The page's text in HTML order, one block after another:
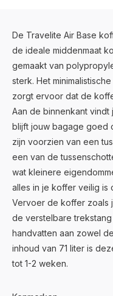
De Travelite Air Base
de ideale middenmaat
gemaakt van
sterk. Het
zorgt ervoor dat de
Aan de binnenkant
blijft jouw bagage goed
zijn voorzien van een
een van de
wat kleinere
alles in je koffer veilig is
Vervoer de koffer zoals
de verstelbare
handvatten aan zowel
inhoud van 71 liter is
tot 1-2 weken.